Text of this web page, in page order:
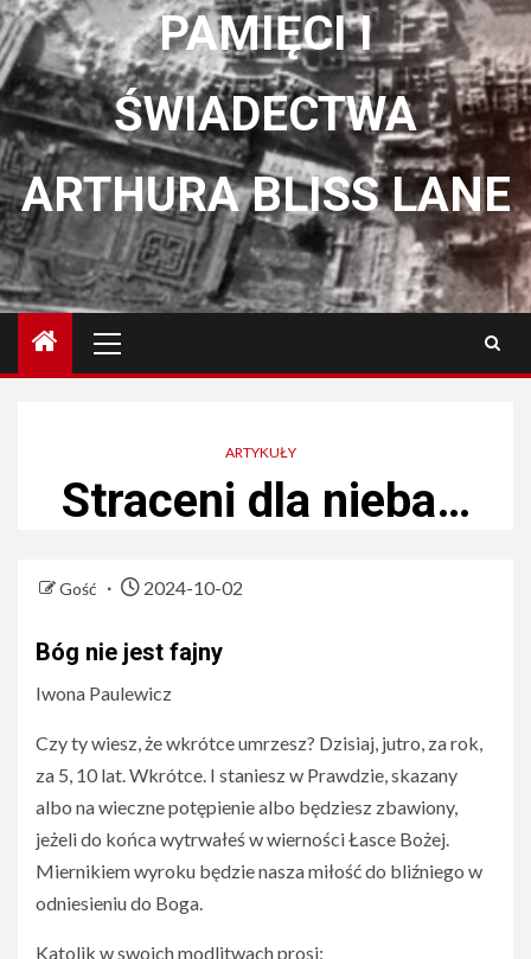
PAMIĘCI I
ŚWIADECTWA
ARTHURA BLISS LANE
główne
ARTYKUŁY
Straceni dla nieba…
Gość 2024-10-02
Bóg nie jest fajny
Iwona Paulewicz
Czy ty wiesz, że wkrótce umrzesz? Dzisiaj, jutro, za rok,
za 5, 10 lat. Wkrótce. I staniesz w Prawdzie, skazany
albo na wieczne potępienie albo będziesz zbawiony,
jeżeli do końca wytrwałeś w wierności Łasce Bożej.
Miernikiem wyroku będzie nasza miłość do bliźniego w
odniesieniu do Boga.
Katolik w swoich modlitwach prosi: